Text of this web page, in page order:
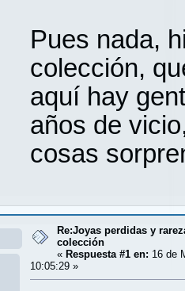
Pues nada,
colección,
aquí hay
años de
cosas
Re:Joyas perdidas y
colección
« Respuesta #1 en: 16 de
10:05:29 »